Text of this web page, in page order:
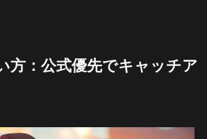
方：公式優先でキャッチア